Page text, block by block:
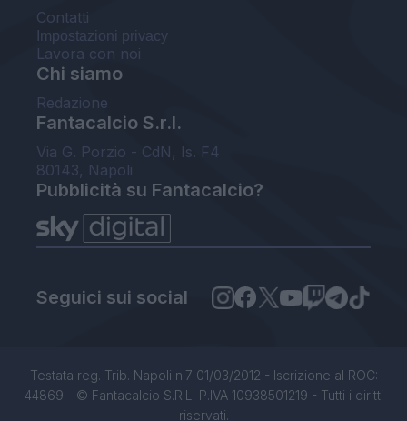
Contatti
Impostazioni privacy
Lavora con noi
Chi siamo
Redazione
Fantacalcio S.r.l.
Via G. Porzio - CdN, Is. F4
80143, Napoli
Pubblicità su Fantacalcio?
Seguici sui social
Testata reg. Trib. Napoli n.7 01/03/2012 - Iscrizione al ROC:
44869 - © Fantacalcio S.R.L. P.IVA 10938501219 - Tutti i diritti
riservati.